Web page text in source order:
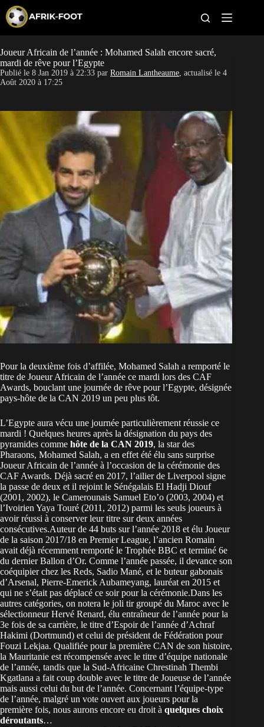
p
t
o
c
o
e
t
CAN féminine
Pays
Clubs
Paris sportifs
Joueur Africain de l’année : Mohamed Salah encore sacré,
mardi de rêve pour l’Egypte
Publié le 8 Jan 2019 à 22:33 par Romain Lantheaume, actualisé le 4
Août 2020 à 17:25
Pour la deuxième fois d’affilée, Mohamed Salah a remporté le
titre de Joueur Africain de l’année ce mardi lors des CAF
Awards, bouclant une journée de rêve pour l’Egypte, désignée
pays-hôte de la CAN 2019 un peu plus tôt.
L’Egypte aura vécu une journée particulièrement réussie ce
mardi ! Quelques heures après la désignation du pays des
pyramides comme hôte de la CAN 2019, la star des
Pharaons, Mohamed Salah, a en effet été élu sans surprise
Joueur Africain de l’année à l’occasion de la cérémonie des
CAF Awards. Déjà sacré en 2017, l’ailier de Liverpool signe
la passe de deux et il rejoint le Sénégalais El Hadji Diouf
(2001, 2002), le Camerounais Samuel Eto’o (2003, 2004) et
l’Ivoirien Yaya Touré (2011, 2012) parmi les seuls joueurs à
avoir réussi à conserver leur titre sur deux années
consécutives.Auteur de 44 buts sur l’année 2018 et élu Joueur
de la saison 2017/18 en Premier League, l’ancien Romain
avait déjà récemment remporté le Trophée BBC et terminé 6e
du dernier Ballon d’Or. Comme l’année passée, il devance son
coéquipier chez les Reds, Sadio Mané, et le buteur gabonais
d’Arsenal, Pierre-Emerick Aubameyang, lauréat en 2015 et
qui ne s’était pas déplacé ce soir pour la cérémonie.Dans les
autres catégories, on notera le joli tir groupé du Maroc avec le
sélectionneur Hervé Renard, élu entraîneur de l’année pour la
3e fois de sa carrière, le titre d’Espoir de l’année d’Achraf
Hakimi (Dortmund) et celui de président de Fédération pour
Fouzi Lekjaa. Qualifiée pour la première CAN de son histoire,
la Mauritanie est récompensée avec le titre d’équipe nationale
de l’année, tandis que la Sud-Africaine Chrestinah Thembi
Kgatlana a fait coup double avec le titre de Joueuse de l’année
mais aussi celui du but de l’année. Concernant l’équipe-type
de l’année, malgré un vote ouvert aux joueurs pour la
première fois, nous aurons encore eu droit à quelques choix
déroutants…